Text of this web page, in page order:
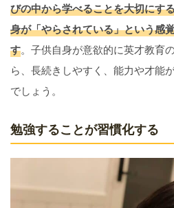
びの中から学べることを大切にす
身が「やらされている」という感
す。子供自身が意欲的に英才教育
ら、長続きしやすく、能力や才能
でしょう。
勉強することが習慣化する